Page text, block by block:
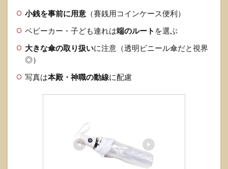
小銭を事前に用意（賽銭用コインケース便利）
ベビーカー・子ども連れは端のルート を選ぶ
大きな傘の取り扱いに注意（透明ビニール傘だと視界
◎）
写真は本殿・神職の動線に配慮